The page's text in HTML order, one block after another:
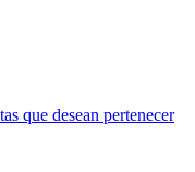
que desean pertenecer